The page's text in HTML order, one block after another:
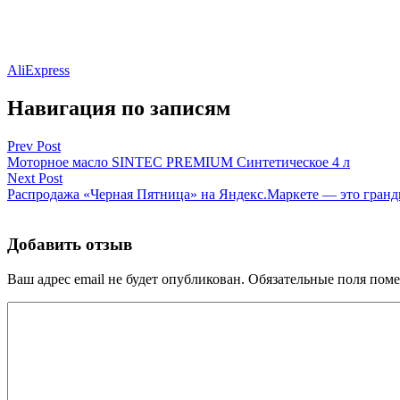
AliExpress
Навигация по записям
Prev Post
Моторное масло SINTEC PREMIUM Синтетическое 4 л
Next Post
Распродажа «Черная Пятница» на Яндекс.Маркете — это
Добавить отзыв
Ваш адрес email не будет опубликован. Обязательные поля